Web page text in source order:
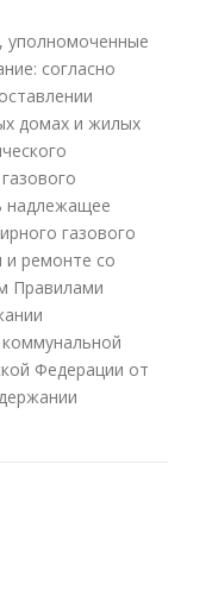
уполномоченные
согласно
домах и жилых
надлежащее
газового
и ремонте со
Правилами
Федерации от